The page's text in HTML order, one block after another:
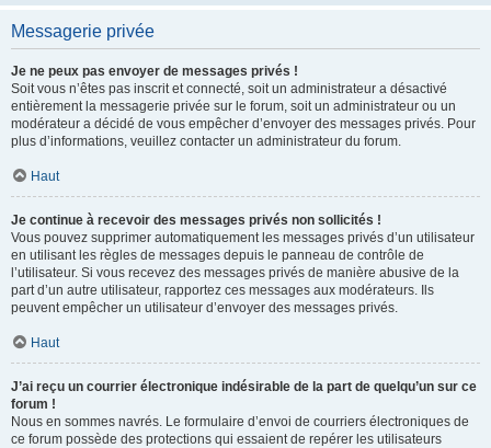
Messagerie privée
Je ne peux pas envoyer de messages privés !
Soit vous n’êtes pas inscrit et connecté, soit un administrateur a désactivé
entièrement la messagerie privée sur le forum, soit un administrateur ou un
modérateur a décidé de vous empêcher d’envoyer des messages privés. Pour
plus d’informations, veuillez contacter un administrateur du forum.
Haut
Je continue à recevoir des messages privés non sollicités !
Vous pouvez supprimer automatiquement les messages privés d’un utilisateur
en utilisant les règles de messages depuis le panneau de contrôle de
l’utilisateur. Si vous recevez des messages privés de manière abusive de la
part d’un autre utilisateur, rapportez ces messages aux modérateurs. Ils
peuvent empêcher un utilisateur d’envoyer des messages privés.
Haut
J’ai reçu un courrier électronique indésirable de la part de quelqu’un sur ce
forum !
Nous en sommes navrés. Le formulaire d’envoi de courriers électroniques de
ce forum possède des protections qui essaient de repérer les utilisateurs